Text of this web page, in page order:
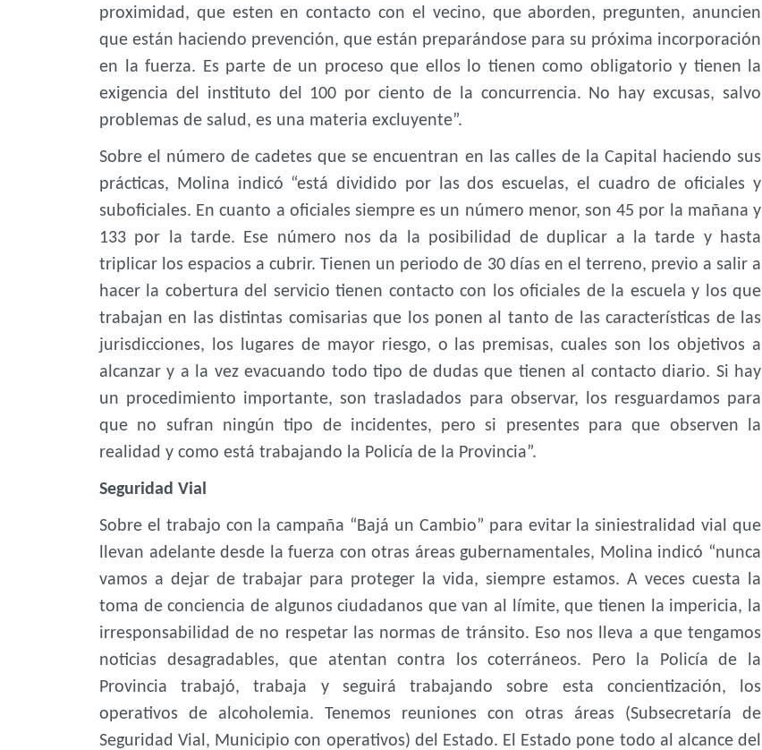
proximidad, que esten en contacto con el vecino, que aborden, pregunten, anuncien
que están haciendo prevención, que están preparándose para su próxima incorporación
en la fuerza. Es parte de un proceso que ellos lo tienen como obligatorio y tienen la
exigencia del instituto del 100 por ciento de la concurrencia. No hay excusas, salvo
problemas de salud, es una materia excluyente”.
Sobre el número de cadetes que se encuentran en las calles de la Capital haciendo sus
prácticas, Molina indicó “está dividido por las dos escuelas, el cuadro de oficiales y
suboficiales. En cuanto a oficiales siempre es un número menor, son 45 por la mañana y
133 por la tarde. Ese número nos da la posibilidad de duplicar a la tarde y hasta
triplicar los espacios a cubrir. Tienen un periodo de 30 días en el terreno, previo a salir a
hacer la cobertura del servicio tienen contacto con los oficiales de la escuela y los que
trabajan en las distintas comisarias que los ponen al tanto de las características de las
jurisdicciones, los lugares de mayor riesgo, o las premisas, cuales son los objetivos a
alcanzar y a la vez evacuando todo tipo de dudas que tienen al contacto diario. Si hay
un procedimiento importante, son trasladados para observar, los resguardamos para
que no sufran ningún tipo de incidentes, pero si presentes para que observen la
realidad y como está trabajando la Policía de la Provincia”.
Seguridad Vial
Sobre el trabajo con la campaña “Bajá un Cambio” para evitar la siniestralidad vial que
llevan adelante desde la fuerza con otras áreas gubernamentales, Molina indicó “nunca
vamos a dejar de trabajar para proteger la vida, siempre estamos. A veces cuesta la
toma de conciencia de algunos ciudadanos que van al límite, que tienen la impericia, la
irresponsabilidad de no respetar las normas de tránsito. Eso nos lleva a que tengamos
noticias desagradables, que atentan contra los coterráneos. Pero la Policía de la
Provincia trabajó, trabaja y seguirá trabajando sobre esta concientización, los
operativos de alcoholemia. Tenemos reuniones con otras áreas (Subsecretaría de
Seguridad Vial, Municipio con operativos) del Estado. El Estado pone todo al alcance del